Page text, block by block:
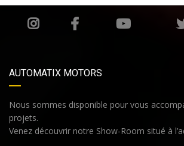
AUTOMATIX MOTORS
Nous sommes disponible pour vous
projets.
Venez découvrir notre Show-Room situé à